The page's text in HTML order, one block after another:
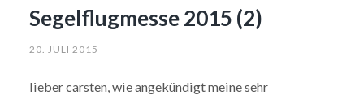
Segelflugmesse 2015 (2)
20. JULI 2015
lieber carsten, wie angekündigt meine sehr